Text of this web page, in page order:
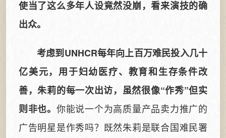
使当了这么多年人设竟然没崩，看来演技的确
出众。
考虑到UNHCR每年向上百万难民投入几十
亿美元，用于妇幼医疗、教育和生存条件改
善，朱莉的每一次出访，虽然很像“作秀”但实
则非也。 你能说一个为高质量产品卖力推广的
广告明星是作秀吗？既然朱莉是联合国难民署